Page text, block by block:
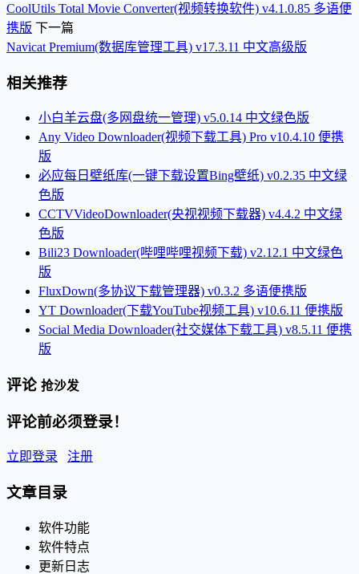
CoolUtils Total Movie Converter(视频转换软件) v4.1.0.85 多语便
携版 下一篇
Navicat Premium(数据库管理工具) v17.3.11 中文高级版
相关推荐
小白羊云盘(多网盘统一管理) v5.0.14 中文绿色版
Any Video Downloader(视频下载工具) Pro v10.4.10 便携
版
必应每日壁纸库(一键下载设置Bing壁纸) v0.2.35 中文绿
色版
CCTVVideoDownloader(央视视频下载器) v4.4.2 中文绿
色版
Bili23 Downloader(哔哩哔哩视频下载) v2.12.1 中文绿色
版
FluxDown(多协议下载管理器) v0.3.2 多语便携版
YT Downloader(下载YouTube视频工具) v10.6.11 便携版
Social Media Downloader(社交媒体下载工具) v8.5.11 便携
版
评论 抢沙发
评论前必须登录！
立即登录 注册
文章目录
软件功能
软件特点
更新日志